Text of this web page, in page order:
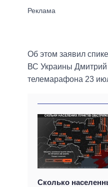
Об этом заявил
ВС Украины
телемарафона 23
Сколько